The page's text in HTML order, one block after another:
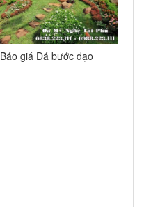
Báo giá Đá bước dạo